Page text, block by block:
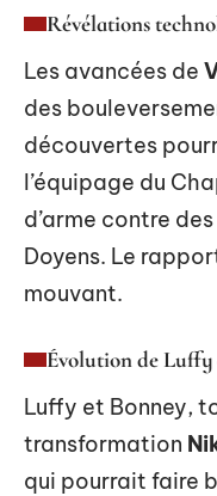
Révélations
Les avancées de
des
découvertes
l’équipage du
d’arme contre
Doyens. Le
mouvant.
Évolution de Luffy
Luffy et Bonney,
transformation
qui pourrait faire